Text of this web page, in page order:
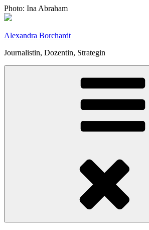
Zum
Inhalt
Photo: Ina Abraham
Alexandra Borchardt
Journalistin, Dozentin, Strategin